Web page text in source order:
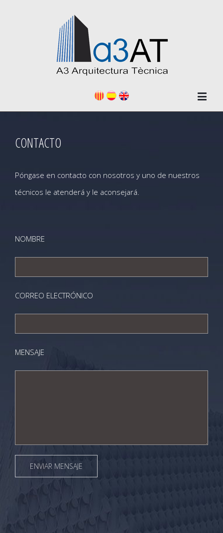
CONTACTO
Póngase en contacto con nosotros y uno de nuestros
técnicos le atenderá y le aconsejará.
NOMBRE
CORREO ELECTRÓNICO
MENSAJE